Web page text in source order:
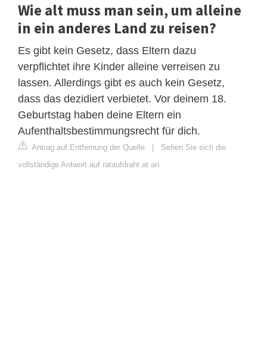
Wie alt muss man sein, um alleine
in ein anderes Land zu reisen?
Es gibt kein Gesetz, dass Eltern dazu
verpflichtet ihre Kinder alleine verreisen zu
lassen. Allerdings gibt es auch kein Gesetz,
dass das dezidiert verbietet. Vor deinem 18.
Geburtstag haben deine Eltern ein
Aufenthaltsbestimmungsrecht für dich.
Antrag auf Entfernung der Quelle
Sehen Sie sich die
vollständige Antwort auf rataufdraht.at an